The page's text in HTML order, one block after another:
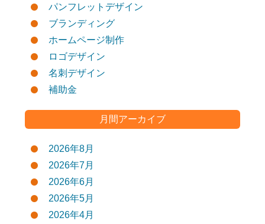
パンフレットデザイン
ブランディング
ホームページ制作
ロゴデザイン
名刺デザイン
補助金
月間アーカイブ
2026年8月
2026年7月
2026年6月
2026年5月
2026年4月